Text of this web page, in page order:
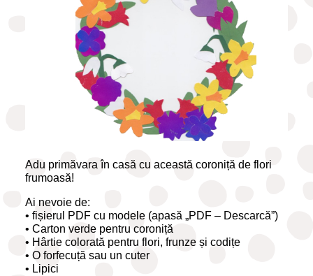
Adu primăvara în casă cu această coroniță de flori
frumoasă!
Ai nevoie de:
• fișierul PDF cu modele (apasă „PDF – Descarcă”)
• Carton verde pentru coroniță
• Hârtie colorată pentru flori, frunze și codițe
• O forfecuță sau un cuter
• Lipici